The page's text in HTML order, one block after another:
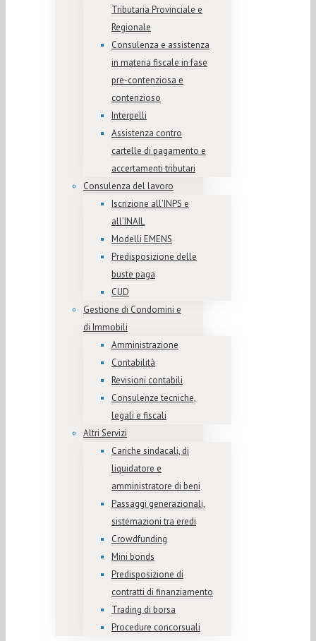
Tributaria Provinciale e
Regionale
Consulenza e assistenza
in materia fiscale in fase
pre-contenziosa e
contenzioso
Interpelli
Assistenza contro
cartelle di pagamento e
accertamenti tributari
Consulenza del lavoro
Iscrizione all’INPS e
all’INAIL
Modelli EMENS
Predisposizione delle
buste paga
CUD
Gestione di Condomini e
di Immobili
Amministrazione
Contabilità
Revisioni contabili
Consulenze tecniche,
legali e fiscali
Altri Servizi
Cariche sindacali, di
liquidatore e
amministratore di beni
Passaggi generazionali,
sistemazioni tra eredi
Crowdfunding
Mini bonds
Predisposizione di
contratti di finanziamento
Trading di borsa
Procedure concorsuali